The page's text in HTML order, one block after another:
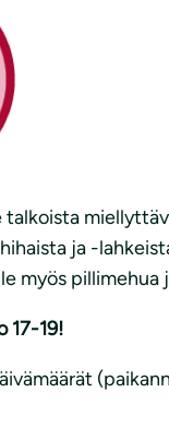
ja -
myös
17-19!